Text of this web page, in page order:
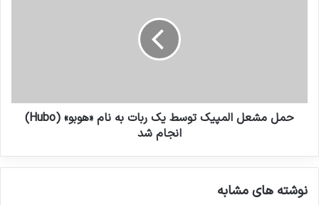
حمل مشعل المپیک توسط یک ربات به نام «هوبو» (Hubo)
انجام شد
نوشته های مشابه